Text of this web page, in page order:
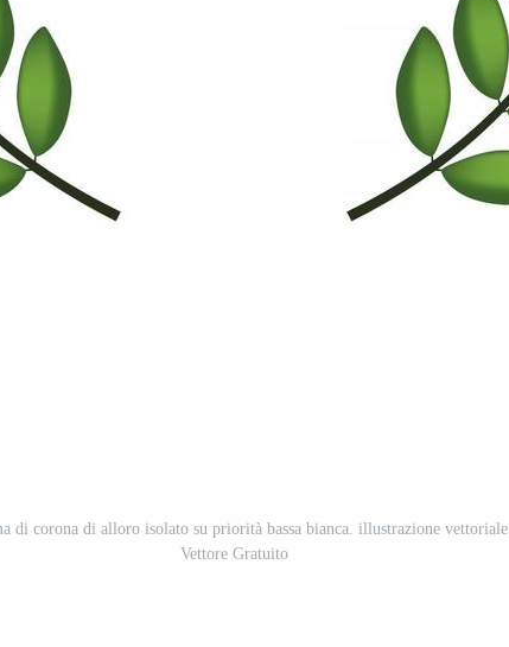
di corona di alloro isolato su priorità bassa bianca. illustrazione vettoriale
Vettore Gratuito